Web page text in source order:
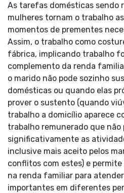
As tarefas domésticas sendo
mulheres tornam o trabalho
momentos de prementes
Assim, o trabalho como
fábrica, implicando trabalho
complemento da renda
o marido não pode sozinho
domésticas ou quando elas
prover o sustento (quando
trabalho a domicílio aparece
trabalho remunerado que não
significativamente as
inclusive mais aceito pelos
conflitos com estes) e
na renda familiar para
importantes em diferentes